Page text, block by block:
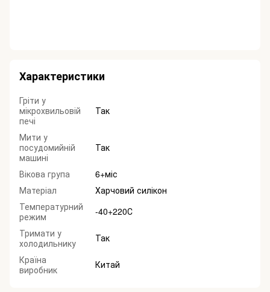
Характеристики
Гріти у
мікрохвильовій
печі
Так
Мити у
посудомийній
машині
Так
Вікова група
6+міс
Матеріал
Харчовий силікон
Температурний
режим
-40+220С
Тримати у
холодильнику
Так
Країна
виробник
Китай